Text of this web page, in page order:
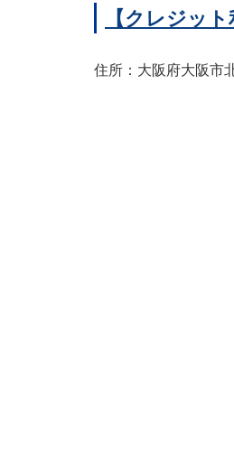
【クレジッ
住所：大阪府大阪市